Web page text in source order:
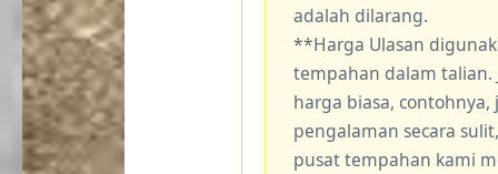
adalah dilarang.
**Harga Ulasan
tempahan dalam talian.
harga biasa,
pengalaman secara
pusat tempahan kami